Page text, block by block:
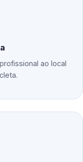
ao local